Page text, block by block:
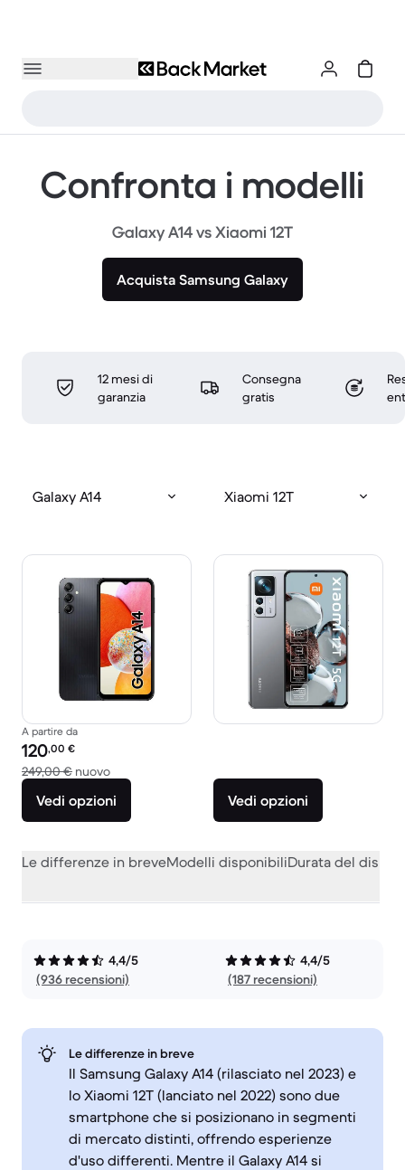
Confronta i modelli
Galaxy A14 vs Xiaomi 12T
Acquista Samsung Galaxy
12 mesi di
garanzia
Consegna
gratis
Galaxy A14 Xiaomi 12T
A partire da
Prezzo del ricondizionato:
120,00 €
249,00 € nuovoRispetto a 249,00 € del nuovo
Vedi opzioni Vedi opzioni
Le differenze in breveModelli disponibiliDurata del
4,4/5
(936 recensioni)
4,4/5
(187 recensioni)
Le differenze in breve
Il Samsung Galaxy A14 (rilasciato nel 2023) e
lo Xiaomi 12T (lanciato nel 2022) sono due
smartphone che si posizionano in segmenti
di mercato distinti, offrendo esperienze
d'uso differenti. Mentre il Galaxy A14 si